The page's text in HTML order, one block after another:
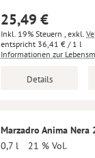
25,49 €
Inkl. 19% Steuern , exkl.
36,41 € / 1 l
Informationen zur
Details
Marzadro Anima Nera
0,7 l
21 % Vol.